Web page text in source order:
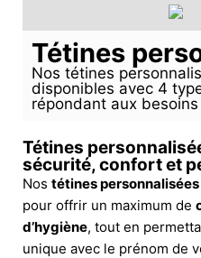
Tétines
Nos tétines
disponibles avec 4
répondant aux
Tétines
sécurité, confort et
Nos tétines
pour offrir un maximum de
d’hygiène, tout en
unique avec le prénom de